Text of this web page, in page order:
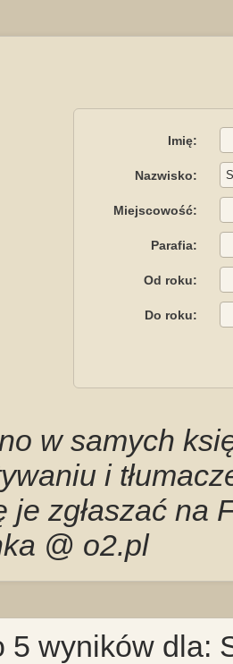
Imię:
Nazwisko:
Miejscowość:
Parafia:
Od roku:
Do roku:
w samych
i
je zgłaszać na
@ o2.pl
5 wyników dla: